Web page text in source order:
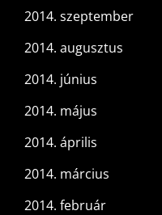
2014. szeptember
2014. augusztus
2014. június
2014. május
2014. április
2014. március
2014. február